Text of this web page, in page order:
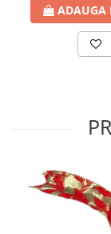
ADAUGA